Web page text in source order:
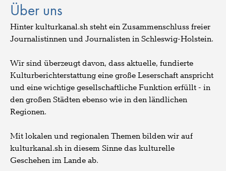
Über uns
Hinter kulturkanal.sh steht ein Zusammenschluss freier
Journalistinnen und Journalisten in Schleswig-Holstein.
Wir sind überzeugt davon, dass aktuelle, fundierte
Kulturberichterstattung eine große Leserschaft anspricht
und eine wichtige gesellschaftliche Funktion erfüllt - in
den großen Städten ebenso wie in den ländlichen
Regionen.
Mit lokalen und regionalen Themen bilden wir auf
kulturkanal.sh in diesem Sinne das kulturelle
Geschehen im Lande ab.